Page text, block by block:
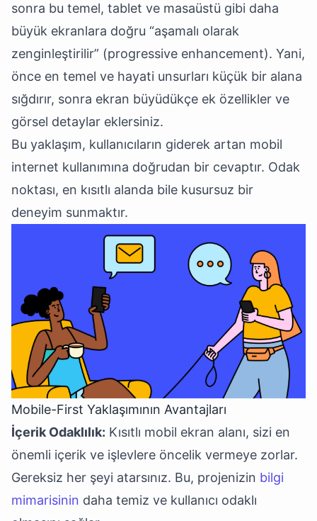
sonra bu temel, tablet ve masaüstü gibi daha
büyük ekranlara doğru “aşamalı olarak
zenginleştirilir” (progressive enhancement). Yani,
önce en temel ve hayati unsurları küçük bir alana
sığdırır, sonra ekran büyüdükçe ek özellikler ve
görsel detaylar eklersiniz.
Bu yaklaşım, kullanıcıların giderek artan mobil
internet kullanımına doğrudan bir cevaptır. Odak
noktası, en kısıtlı alanda bile kusursuz bir
deneyim sunmaktır.
Mobile-First Yaklaşımının Avantajları
İçerik Odaklılık: Kısıtlı mobil ekran alanı, sizi en
önemli içerik ve işlevlere öncelik vermeye zorlar.
Gereksiz her şeyi atarsınız. Bu, projenizin bilgi
mimarisinin daha temiz ve kullanıcı odaklı